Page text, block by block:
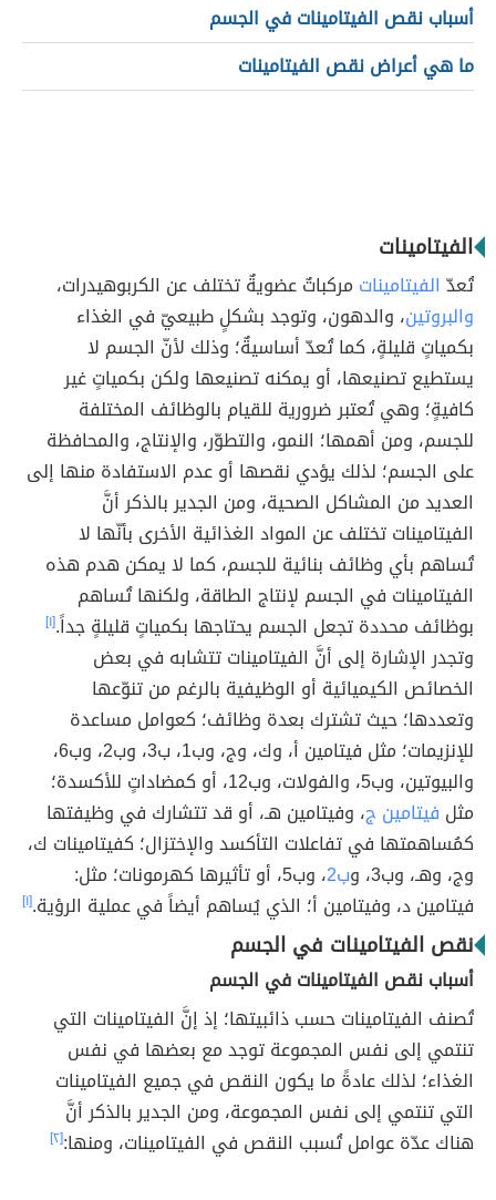
أسباب نقص الفيتامينات في الجسم
ما هي أعراض نقص الفيتامينات
الفيتامينات
تُعدّ الفيتامينات مركباتٌ عضويةٌ تختلف عن الكربوهيدرات،
والبروتين، والدهون، وتوجد بشكلٍ طبيعيّ في الغذاء
بكمياتٍ قليلةٍ، كما تُعدّ أساسيةٌ؛ وذلك لأنّ الجسم لا
يستطيع تصنيعها، أو يمكنه تصنيعها ولكن بكمياتٍ غير
كافيةٍ؛ وهي تُعتبر ضرورية للقيام بالوظائف المختلفة
للجسم، ومن أهمها؛ النمو، والتطوّر، والإنتاج، والمحافظة
على الجسم؛ لذلك يؤدي نقصها أو عدم الاستفادة منها إلى
العديد من المشاكل الصحية، ومن الجدير بالذكر أنَّ
الفيتامينات تختلف عن المواد الغذائية الأخرى بأنّها لا
تُساهم بأي وظائف بنائية للجسم، كما لا يمكن هدم هذه
الفيتامينات في الجسم لإنتاج الطاقة، ولكنها تُساهم
بوظائف محددة تجعل الجسم يحتاجها بكمياتٍ قليلةٍ جداً.[١]
وتجدر الإشارة إلى أنَّ الفيتامينات تتشابه في بعض
الخصائص الكيميائية أو الوظيفية بالرغم من تنوّعها
وتعددها؛ حيث تشترك بعدة وظائف؛ كعوامل مساعدة
للإنزيمات؛ مثل فيتامين أ، وك، وج، وب1، ب3، وب2، وب6،
والبيوتين، وب5، والفولات، وب12، أو كمضاداتٍ للأكسدة؛
مثل فيتامين ج، وفيتامين هـ، أو قد تتشارك في وظيفتها
كمُساهمتها في تفاعلات التأكسد والإختزال؛ كفيتامينات ك،
وج، وهـ، وب3، و
ب2
، وب5، أو تأثيرها كهرمونات؛ مثل:
فيتامين د، وفيتامين أ؛ الذي يُساهم أيضاً في عملية الرؤية.[١]
نقص الفيتامينات في الجسم
أسباب نقص الفيتامينات في الجسم
تُصنف الفيتامينات حسب ذائبيتها؛ إذ إنَّ الفيتامينات التي
تنتمي إلى نفس المجموعة توجد مع بعضها في نفس
الغذاء؛ لذلك عادةً ما يكون النقص في جميع الفيتامينات
التي تنتمي إلى نفس المجموعة، ومن الجدير بالذكر أنَّ
هناك عدّة عوامل تُسبب النقص في الفيتامينات، ومنها:[٢]